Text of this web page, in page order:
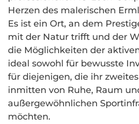
Herzen des malerischen
Es ist ein Ort, an dem
mit der Natur trifft und der
die Möglichkeiten der
ideal sowohl für bewusste
für diejenigen, die ihr
inmitten von Ruhe, Raum
außergewöhnlichen
möchten.